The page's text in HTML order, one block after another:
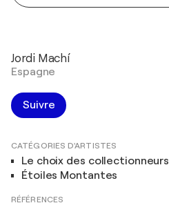
Jordi Machí
Espagne
Suivre
CATÉGORIES D'ARTISTES
Le choix des collectionneurs
Étoiles Montantes
RÉFÉRENCES